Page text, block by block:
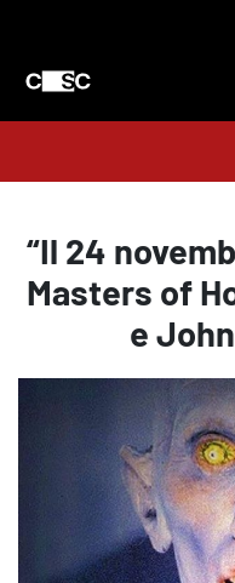
“Il 24
Masters of
e